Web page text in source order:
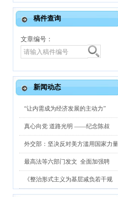
CN20***0533终审通过
CN20***7313终审通过
稿件查询
文章编号：
新闻动态
“让内需成为经济发展的主动力”
真心向党 道路光明 ——纪念陈叔
外交部：坚决反对美方滥用国家力量
最高法等六部门发文 全面加强聘
《整治形式主义为基层减负若干规